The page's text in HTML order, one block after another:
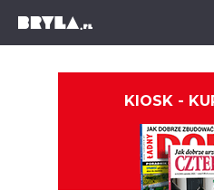
KIOSK -